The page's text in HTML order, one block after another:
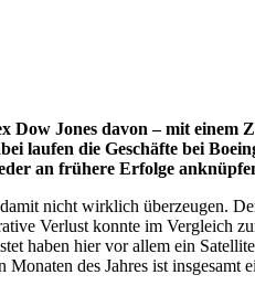
Jones davon – mit einem
laufen die Geschäfte bei
an frühere Erfolge
nicht wirklich überzeugen.
Verlust konnte im Vergleich
haben hier vor allem ein
des Jahres ist